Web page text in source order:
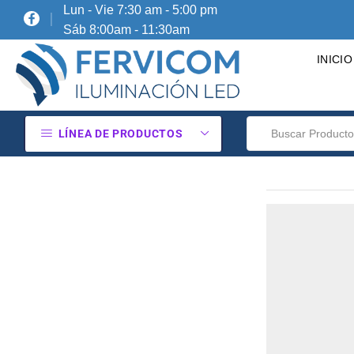
Lun - Vie 7:30 am - 5:00 pm
Sáb 8:00am - 11:30am
INICIO
LÍNEA DE PRODUCTOS